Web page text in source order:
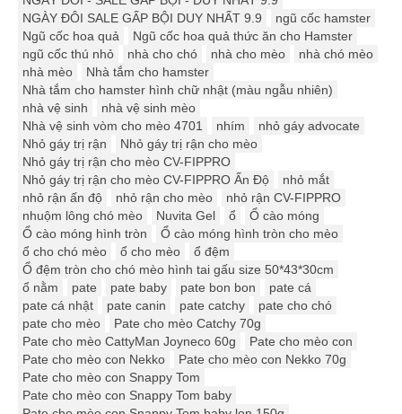
NGÀY ĐÔI SALE GẤP BỘI DUY NHẤT 9.9
ngũ cốc hamster
Ngũ cốc hoa quả
Ngũ cốc hoa quả thức ăn cho Hamster
ngũ cốc thú nhỏ
nhà cho chó nhà cho mèo
nhà chó mèo
nhà mèo
Nhà tắm cho hamster
Nhà tắm cho hamster hình chữ nhật (màu ngẫu nhiên)
nhà vệ sinh
nhà vệ sinh mèo
Nhà vệ sinh vòm cho mèo 4701
nhím
nhỏ gáy advocate
Nhỏ gáy trị rận
Nhỏ gáy trị rận cho mèo
Nhỏ gáy trị rận cho mèo CV-FIPPRO
Nhỏ gáy trị rận cho mèo CV-FIPPRO Ấn Độ
nhỏ mắt
nhỏ rận ấn độ
nhỏ rận cho mèo
nhỏ rận CV-FIPPRO
nhuộm lông chó mèo
Nuvita Gel ổ
Ổ cào móng
Ổ cào móng hình tròn
Ổ cào móng hình tròn cho mèo
ổ cho chó mèo
ổ cho mèo
ổ đệm
Ổ đệm tròn cho chó mèo hình tai gấu size 50*43*30cm
ổ nằm
pate pate baby pate bon bon
pate cá
pate cá nhật
pate canin pate catchy
pate cho chó
pate cho mèo
Pate cho mèo Catchy 70g
Pate cho mèo CattyMan Joyneco 60g
Pate cho mèo con
Pate cho mèo con Nekko
Pate cho mèo con Nekko 70g
Pate cho mèo con Snappy Tom
Pate cho mèo con Snappy Tom baby